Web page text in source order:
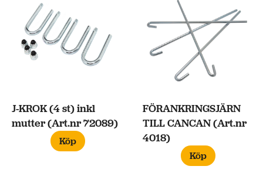
FÖRANKRINGSJÄRN
TILL CANCAN (Art.nr
4018)
Köp
J-KROK (4 st) inkl
mutter (Art.nr 72089)
Köp